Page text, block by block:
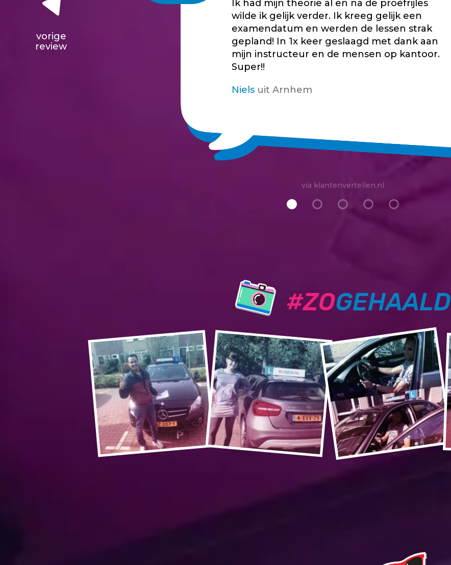
Ik had mijn theorie al en na de proefrijles
wilde ik gelijk verder. Ik kreeg gelijk een
examendatum en werden de lessen strak
gepland! In 1x keer geslaagd met dank aan
mijn instructeur en de mensen op kantoor.
Super!!
Niels uit Arnhem
vorige
review
via klantenvertellen.nl
#ZOGEHAALD